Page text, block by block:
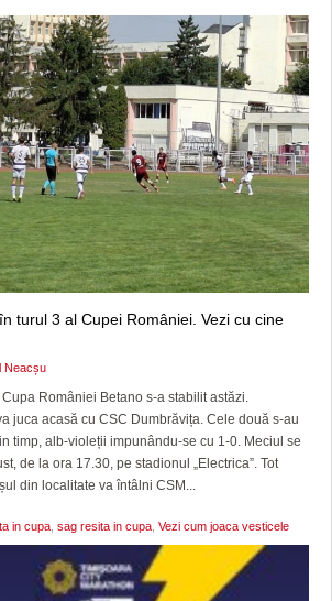
turul 3 al Cupei României. Vezi cu cine
Neacșu
României Betano s-a stabilit astăzi.
juca acasă cu CSC Dumbrăvița. Cele două s-au
timp, alb-violeții impunându-se cu 1-0. Meciul se
de la ora 17.30, pe stadionul „Electrica”. Tot
din localitate va întâlni CSM...
in cupa sag resita in cupa Vezi cum joaca vesticele